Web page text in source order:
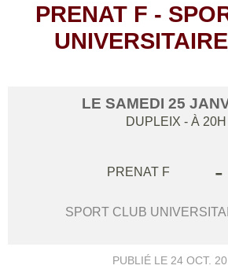
PRENAT F -
LE SAMEDI 25
DUPLEIX - À 20H
PRENAT F -
SPORT CLUB
PUBLIÉ LE 24 OCT.